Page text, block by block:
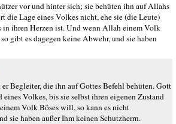
vor und hinter sich; sie behüten ihn auf Allahs
die Lage eines Volkes nicht, ehe sie (die Leute)
in ihren Herzen ist. Und wenn Allah einem Volk
gibt es dagegen keine Abwehr, und sie haben
Begleiter, die ihn auf Gottes Befehl behüten. Gott
Volkes, bis sie selbst ihren eigenen Zustand
Volk Böses will, so kann es nicht
sie haben außer Ihm keinen Schutzherrn.